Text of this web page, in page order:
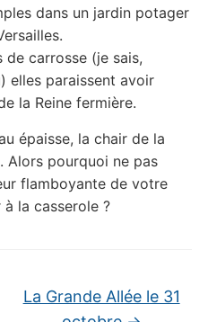
dans un jardin potager
de carrosse (je sais,
elles paraissent avoir
la Reine fermière.
épaisse, la chair de la
Alors pourquoi ne pas
flamboyante de votre
la casserole ?
La Grande Allée le 31